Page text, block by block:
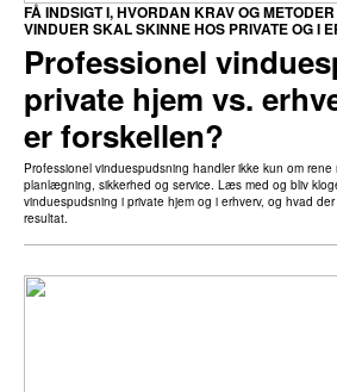
Professionel
private hjem vs.
er forskellen?
FÅ INDSIGT I, HVORDAN KRAV OG
VINDUER SKAL SKINNE HOS PRIVATE OG I
Professionel vinduespudsning handler ikke kun om
planlægning, sikkerhed og service. Læs med og bliv
vinduespudsning i private hjem og i erhverv, og hvad
resultat.